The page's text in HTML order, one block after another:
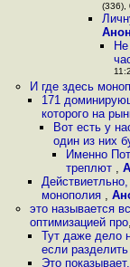
(336),
И где здесь
171
которого на
Вот есть у
один из них
Именно
треплют ,
монополия ,
это называется
оптимизацией про,
Тут даже дело
если
Это